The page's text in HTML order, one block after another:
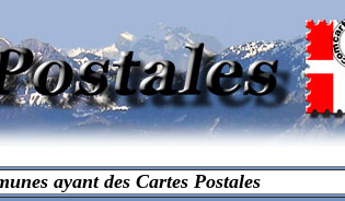
ayant des Cartes Postales